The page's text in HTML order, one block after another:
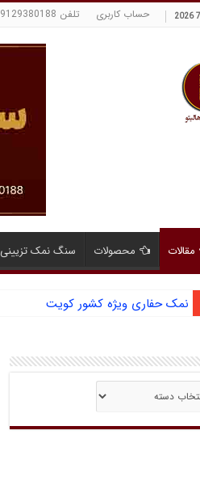
حساب کاربری تلفن 09129380188 حسینی
مقالات محصولات سنگ نمک تزیینی
نمک حفاری ویژه کشور کویت